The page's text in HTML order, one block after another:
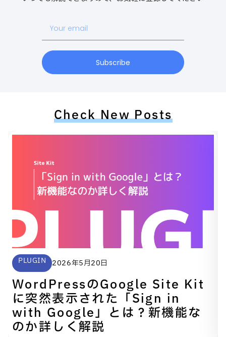
email
Subscribe
Check New Posts
PLUGIN 2026年5月20日
WordPressのGoogle Site Kit
に突然表示された「Sign in
with Google」とは？新機能な
のか詳しく解説